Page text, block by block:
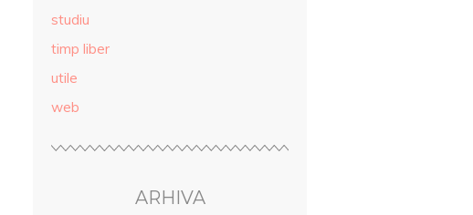
studiu
timp liber
utile
web
ARHIVA